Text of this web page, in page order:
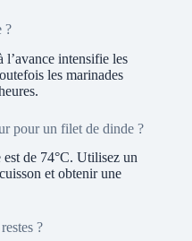
?
l’avance intensifie les
les marinades
pour un filet de dinde ?
de 74°C. Utilisez un
et obtenir une
?